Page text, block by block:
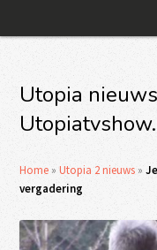
Utopia
Home »Utopia 2 nieuws »
vergadering